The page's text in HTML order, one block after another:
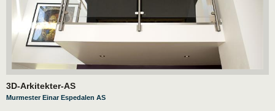
3D-Arkitekter-AS
Murmester Einar Espedalen AS